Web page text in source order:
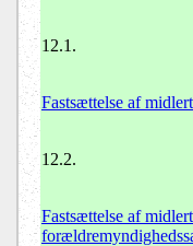
12.1.
Fastsættelse af
12.2.
Fastsættelse af